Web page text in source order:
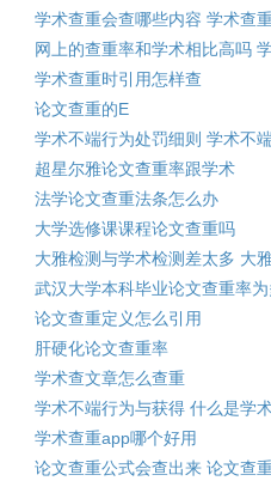
学术查重会查哪些内容 学术查
网上的查重率和学术相比高吗
学术查重时引用怎样查
论文查重的E
学术不端行为处罚细则 学术不
超星尔雅论文查重率跟学术
法学论文查重法条怎么办
大学选修课课程论文查重吗
大雅检测与学术检测差太多 大
武汉大学本科毕业论文查重率
论文查重定义怎么引用
肝硬化论文查重率
学术查文章怎么查重
学术不端行为与获得 什么是学
学术查重app哪个好用
论文查重公式会查出来 论文查